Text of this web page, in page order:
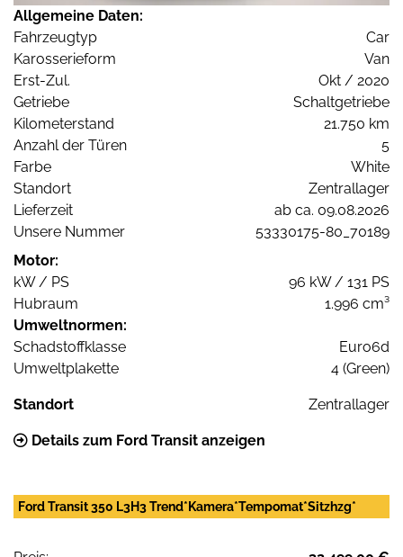
Allgemeine Daten:
Fahrzeugtyp
Car
Karosserieform
Van
Erst-Zul.
Okt / 2020
Getriebe
Schaltgetriebe
Kilometerstand
21.750 km
Anzahl der Türen
5
Farbe
White
Standort
Zentrallager
Lieferzeit
ab ca. 09.08.2026
Unsere Nummer
53330175-80_70189
Motor:
kW / PS
96 kW / 131 PS
Hubraum
1.996 cm³
Umweltnormen:
Schadstoffklasse
Euro6d
Umweltplakette
4 (Green)
Standort Zentrallager
Details zum Ford Transit anzeigen
Ford Transit 350 L3H3 Trend*Kamera*Tempomat*Sitzhzg*